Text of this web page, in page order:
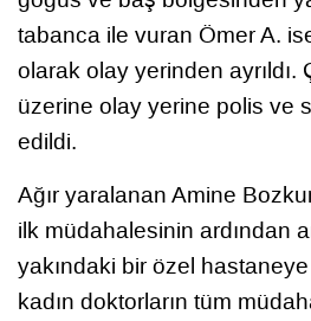
tabanca ile vuran Ömer A.
olarak olay yerinden ayrıldı.
üzerine olay yerine polis ve
edildi.
Ağır yaralanan Amine
ilk müdahalesinin ardından
yakındaki bir özel hastaneye
kadın doktorların tüm